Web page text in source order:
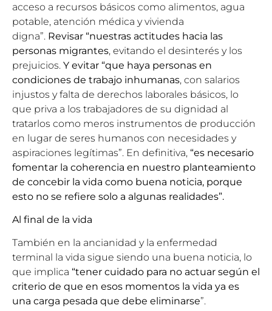
acceso a recursos básicos como alimentos, agua
potable, atención médica y vivienda
digna”. Revisar “nuestras actitudes hacia las
personas migrantes, evitando el desinterés y los
prejuicios. Y evitar “que haya personas en
condiciones de trabajo inhumanas, con salarios
injustos y falta de derechos laborales básicos, lo
que priva a los trabajadores de su dignidad al
tratarlos como meros instrumentos de producción
en lugar de seres humanos con necesidades y
aspiraciones legítimas”. En definitiva, “es necesario
fomentar la coherencia en nuestro planteamiento
de concebir la vida como buena noticia, porque
esto no se refiere solo a algunas realidades”.
Al final de la vida
También en la ancianidad y la enfermedad
terminal la vida sigue siendo una buena noticia, lo
que implica “tener cuidado para no actuar según el
criterio de que en esos momentos la vida ya es
una carga pesada que debe eliminarse”.